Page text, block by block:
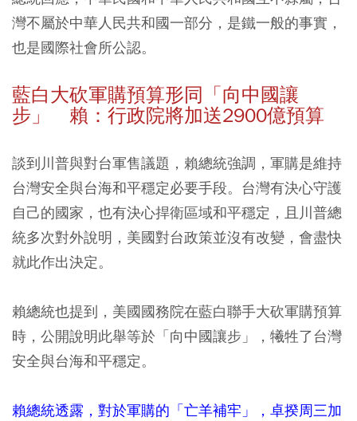
灣不屬於中華人民共和國一部分，是鐵一般的事實，
也是國際社會所公認。
藍白大砍軍購預算形同「向中國讓
步」 賴：行政院將加送2900億預算
談到川普與對台軍售議題，賴總統強調，軍購是維持
台灣安全與台海和平穩定必要手段。台灣有決心守護
自己的國家，也有決心捍衛區域和平穩定，且川普總
統多次對外說明，美國對台政策並沒有改變，會盡快
就此作出決定。
賴總統也提到，美國國務院在藍白聯手大砍軍購預算
時，公開說明此舉等於「向中國讓步」，犧牲了台灣
安全與台海和平穩定。
賴總統透露，對於軍購的「亡羊補牢」，卓揆周三加